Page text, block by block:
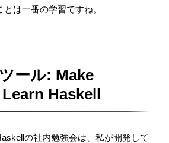
は一番の学習ですね。
ール: Make
Haskell
の社内勉強会は、私が開発して